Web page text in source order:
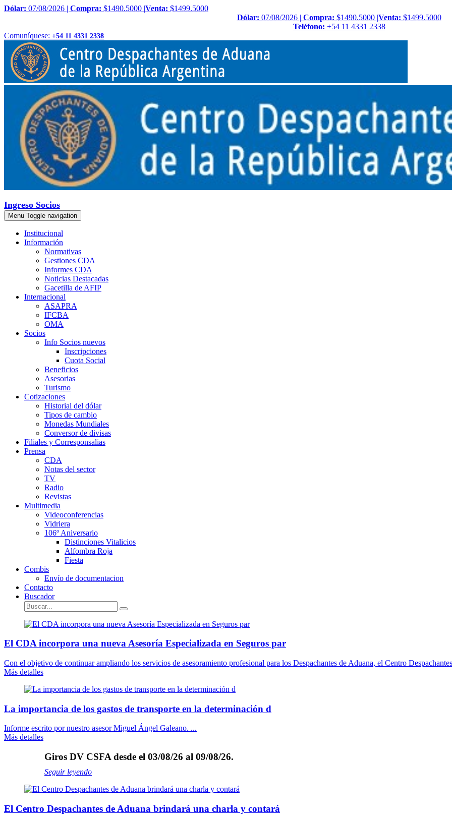
Dólar: 07/08/2026 | Compra: $1490.5000 |Venta: $1499.5000
Dólar: 07/08/2026 | Compra: $1490.5000 |Venta: $1499.5000
Teléfono: +54 11 4331 2338
Comuníquese: +54 11 4331 2338
Ingreso Socios
Menu Toggle navigation
Institucional
Información
Normativas
Gestiones CDA
Informes CDA
Noticias Destacadas
Gacetilla de AFIP
Internacional
ASAPRA
IFCBA
OMA
Socios
Info Socios nuevos
Inscripciones
Cuota Social
Beneficios
Asesorias
Turismo
Cotizaciones
Historial del dólar
Tipos de cambio
Monedas Mundiales
Conversor de divisas
Filiales y Corresponsalias
Prensa
CDA
Notas del sector
TV
Radio
Revistas
Multimedia
Videoconferencias
Vidriera
106º Aniversario
Distinciones Vitalicios
Alfombra Roja
Fiesta
Combis
Envío de documentacion
Contacto
Buscador
El CDA incorpora una nueva Asesoría Especializada en Seguros par
Con el objetivo de continuar ampliando los servicios de asesoramiento profesional para los Despachantes de Aduana, el Centro
Más detalles
La importancia de los gastos de transporte en la determinación d
Informe escrito por nuestro asesor Miguel Ángel Galeano. ...
Más detalles
Giros DV CSFA desde el 03/08/26 al 09/08/26.
Seguir leyendo
El Centro Despachantes de Aduana brindará una charla y contará